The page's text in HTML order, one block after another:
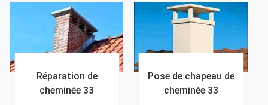
Réparation de
cheminée 33
Pose de chapeau de
cheminée 33